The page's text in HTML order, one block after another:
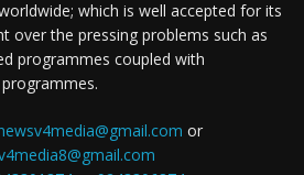
which is well accepted for its
over the pressing problems such as
programmes coupled with
or